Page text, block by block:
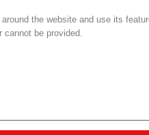
the website and use its
be provided.